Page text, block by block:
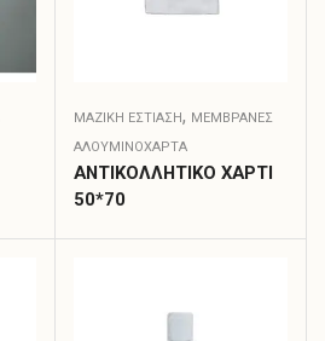
ΜΑΖΙΚΗ ΕΣΤΙΑΣΗ, ΜΕΜΒΡΆΝΕΣ
ΑΛΟΥΜΙΝΌΧΑΡΤΑ
ΑΝΤΙΚΟΛΛΗΤΙΚΟ ΧΑΡΤΙ
50*70